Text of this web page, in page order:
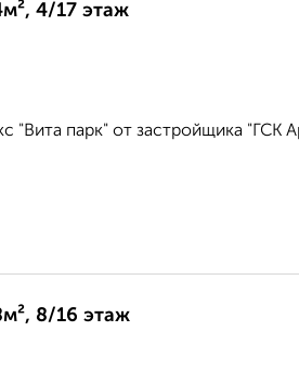
4/17 этаж
парк" от застройщика "ГСК
8/16 этаж